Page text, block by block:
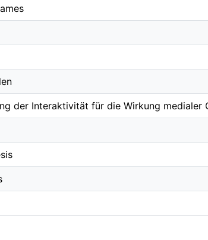
der Interaktivität für die Wirkung